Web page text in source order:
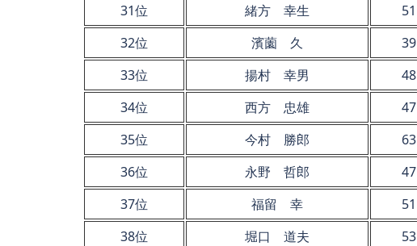
31位
緒方 幸生 51
32位
濱薗 久 39
33位
揚村 幸男 48
34位
西方 忠雄 47
35位
今村 勝郎 63
36位
永野 哲郎 47
37位
福留 幸 51
38位
堀口 道夫 53